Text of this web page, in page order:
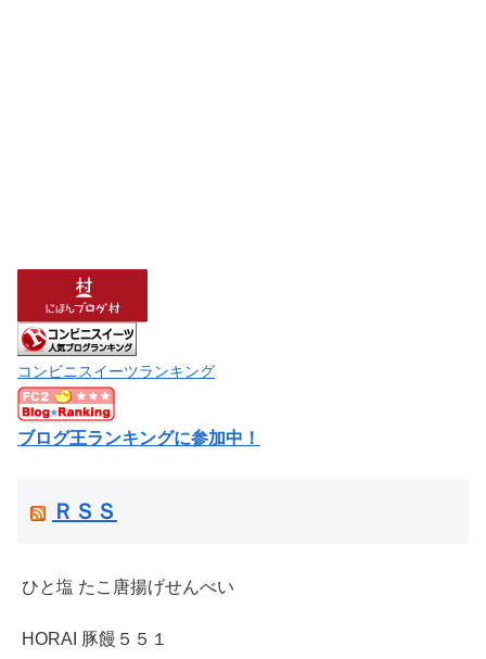
コンビニスイーツランキング
ブログ王ランキングに参加中！
ＲＳＳ
ひと塩 たこ唐揚げせんべい
HORAI 豚饅５５１